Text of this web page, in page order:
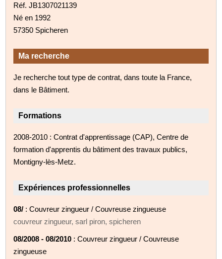
Réf. JB1307021139
Né en 1992
57350 Spicheren
Ma recherche
Je recherche tout type de contrat, dans toute la France,
dans le Bâtiment.
Formations
2008-2010 : Contrat d'apprentissage (CAP), Centre de
formation d'apprentis du bâtiment des travaux publics,
Montigny-lès-Metz.
Expériences professionnelles
08/ : Couvreur zingueur / Couvreuse zingueuse
couvreur zingueur, sarl piron, spicheren
08/2008 - 08/2010 : Couvreur zingueur / Couvreuse
zingueuse